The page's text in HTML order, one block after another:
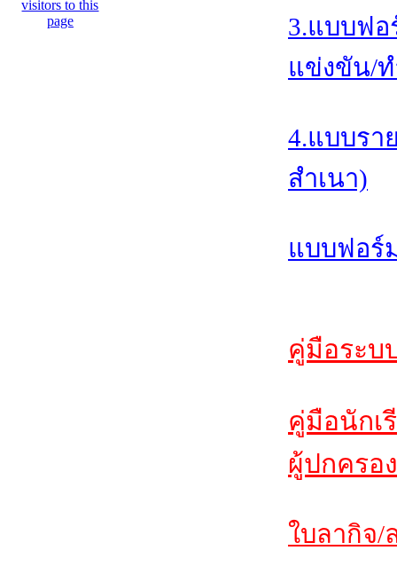
3.แบบฟอ
แข่งขัน/
4.แบบรา
สำเนา)
แบบฟอร์
คู่มือระบ
คู่มือนักเ
ผู้ปกครอ
ใบลากิจ/